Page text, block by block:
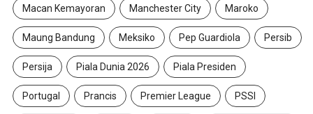
Macan Kemayoran Manchester City Maroko
Maung Bandung Meksiko Pep Guardiola Persib
Persija Piala Dunia 2026 Piala Presiden
Portugal Prancis Premier League PSSI